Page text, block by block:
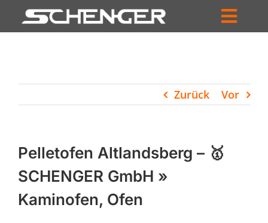
Inhalt
HÄNDLERSUCHE
UNTERNEHMEN
PROFIL
Zurück Vor
Pelletofen Altlandsberg – 🥇
SCHENGER GmbH »
Kaminofen, Ofen